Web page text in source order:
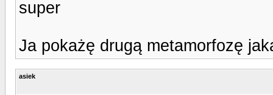
super
Ja pokażę drugą metamorfozę
asiek